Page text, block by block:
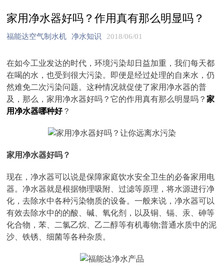
家用净水器好吗？作用真有那么明显吗？
福能达空气制水机 净水知识 2018/06/01
在如今工业发达的时代，环境污染却日益加重，我们每天都
在喝的水，也受到很大污染。即便是经过处理的自来水，仍
然难免二次污染问题。这种情况就促使了家用净水器的普
及，那么，家用净水器好吗？它的作用真有那么明显吗？家
用净水器哪种好？
家用净水器好吗？
现在，净水器可以说是保障家庭饮水安全卫生的必备家用电
器。净水器就是根据物理吸附、过滤等原理，将水源进行净
化，去除水中各种污染物质的设备。一般来说，净水器可以
有效去除水中的的酸、碱、氧化剂，以及铜、镉、汞、砷等
化合物，苯、二氯乙烷、乙二醇等有机毒物;普通水质中的泥
沙、铁锈、细菌等各种杂质。